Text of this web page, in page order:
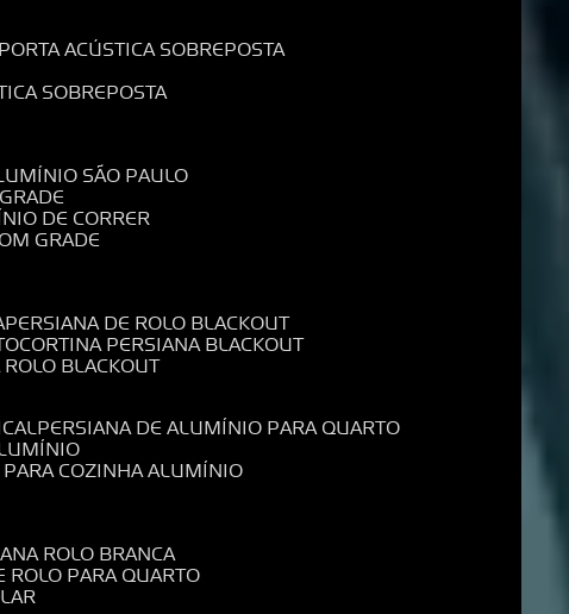
PORTA ACÚSTICA SOBREPOSTA
SOBREPOSTA
SÃO PAULO
DE CORRER
GRADE
PERSIANA DE ROLO BLACKOUT
CORTINA PERSIANA BLACKOUT
ROLO BLACKOUT
PERSIANA DE ALUMÍNIO PARA QUARTO
PARA COZINHA ALUMÍNIO
ROLO BRANCA
ROLO PARA QUARTO